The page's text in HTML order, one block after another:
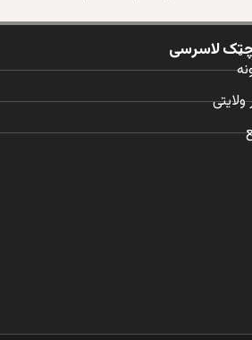
لاسرسی
ولایتی